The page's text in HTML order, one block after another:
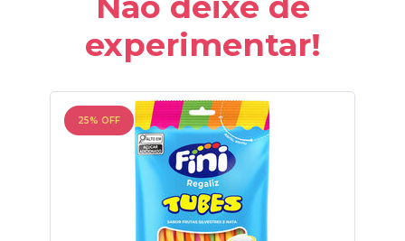
experimentar!
25% OFF